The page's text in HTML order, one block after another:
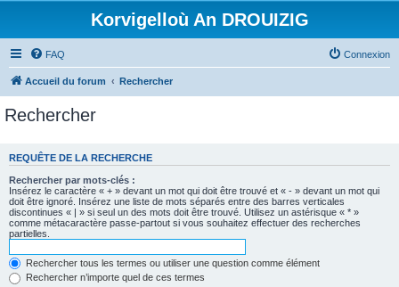
Korvigelloù An DROUIZIG
FAQ Connexion
Accueil du forum Rechercher
Rechercher
REQUÊTE DE LA RECHERCHE
Rechercher par mots-clés :
Insérez le caractère « + » devant un mot qui doit être trouvé et « - » devant un mot qui
doit être ignoré. Insérez une liste de mots séparés entre des barres verticales
discontinues « | » si seul un des mots doit être trouvé. Utilisez un astérisque « * »
comme métacaractère passe-partout si vous souhaitez effectuer des recherches
partielles.
Rechercher tous les termes ou utiliser une question comme élément
Rechercher n’importe quel de ces termes